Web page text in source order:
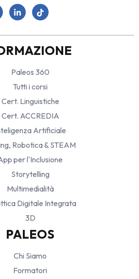
Paleos 360
Tutti i corsi
Cert. Linguistiche
Cert. ACCREDIA
Artificiale
Robotica & STEAM
per l'Inclusione
Storytelling
Multimedialità
Digitale Integrata
3D
PALEOS
Chi Siamo
Formatori